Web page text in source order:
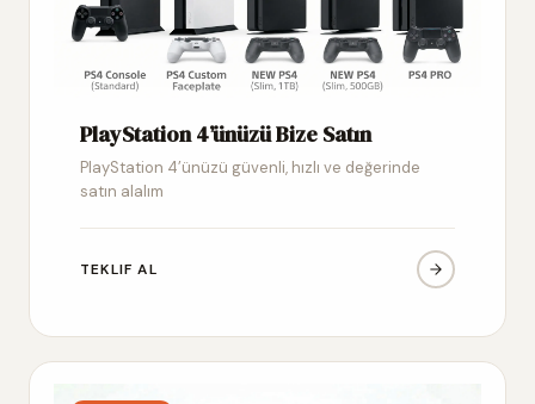
PlayStation 4’ünüzü Bize Satın
PlayStation 4’ünüzü güvenli, hızlı ve değerinde
satın alalım
TEKLIF AL